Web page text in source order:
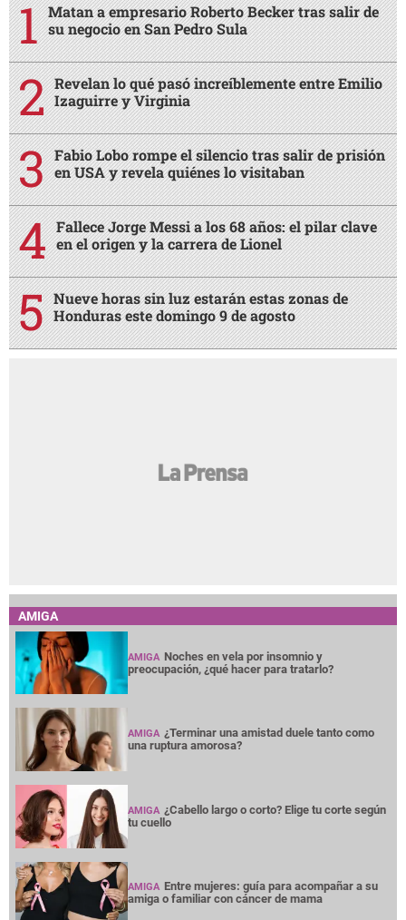
Matan a empresario Roberto Becker tras salir de
su negocio en San Pedro Sula
Revelan lo qué pasó increíblemente entre Emilio
Izaguirre y Virginia
Fabio Lobo rompe el silencio tras salir de prisión
en USA y revela quiénes lo visitaban
Fallece Jorge Messi a los 68 años: el pilar clave
en el origen y la carrera de Lionel
Nueve horas sin luz estarán estas zonas de
Honduras este domingo 9 de agosto
AMIGA
AMIGA Noches en vela por insomnio y
preocupación, ¿qué hacer para tratarlo?
AMIGA ¿Terminar una amistad duele tanto como
una ruptura amorosa?
AMIGA ¿Cabello largo o corto? Elige tu corte según
tu cuello
AMIGA Entre mujeres: guía para acompañar a su
amiga o familiar con cáncer de mama